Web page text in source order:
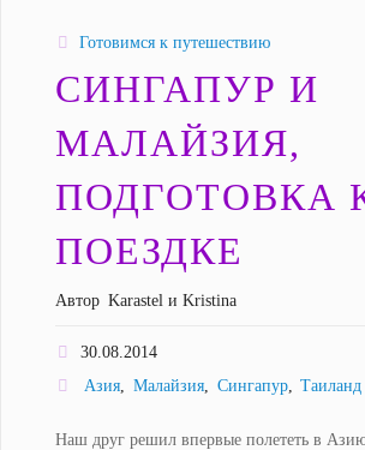
Готовимся к путешествию
СИНГАПУР И
МАЛАЙЗИЯ,
ПОДГОТОВКА
ПОЕЗДКЕ
Автор Karastel и Kristina
30.08.2014
Азия, Малайзия, Сингапур, Таиланд
Наш друг решил впервые полететь в